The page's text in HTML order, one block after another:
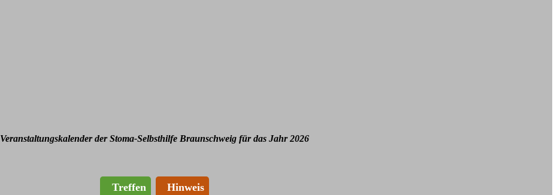
Veranstaltungskalender der Stoma-Selbsthilfe Braunschweig für das Jahr 2026
Treffen Hinweis